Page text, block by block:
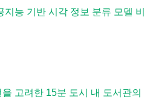
능 기반 시각 정보 분류 모델 비
고려한 15분 도시 내 도서관의